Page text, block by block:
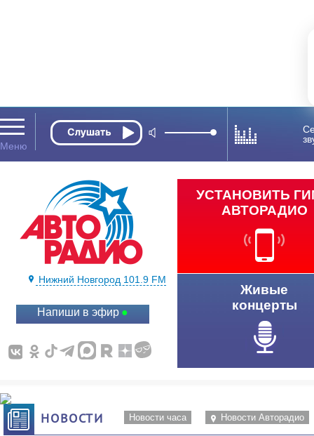
Нижний Новгород 101.9 FM
Напиши в эфир
УСТАНОВИТЬ
АВТОРАДИО
Живые
концерты
НОВОСТИ Новости часа Новости Авторадио